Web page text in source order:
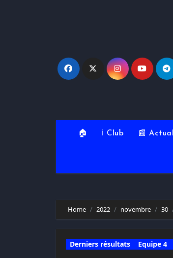
🏠 ℹ️ Club 📰
Home 2022 novembre 30
Derniers résultats Equipe 4